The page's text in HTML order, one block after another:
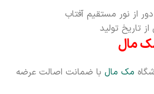
از نور مستقیم آفتاب
مال
مک مال با ضمانت اصالت عرضه